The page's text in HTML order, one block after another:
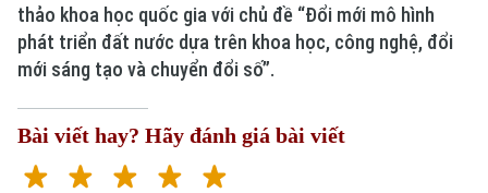
thảo khoa học quốc gia với chủ đề “Đổi mới mô hình
phát triển đất nước dựa trên khoa học, công nghệ, đổi
mới sáng tạo và chuyển đổi số”.
Bài viết hay? Hãy đánh giá bài viết